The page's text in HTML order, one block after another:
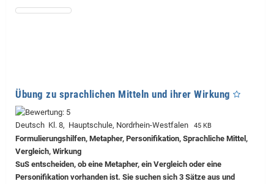
Übung zu sprachlichen Mitteln und ihrer Wirkung
Deutsch Kl. 8, Hauptschule, Nordrhein-Westfalen 45 KB
Formulierungshilfen, Metapher, Personifikation, Sprachliche Mittel,
Vergleich, Wirkung
SuS entscheiden, ob eine Metapher, ein Vergleich oder eine
Personifikation vorhanden ist. Sie suchen sich 3 Sätze aus und